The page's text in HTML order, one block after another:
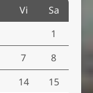
Vi
Sa
1
7
8
14
15